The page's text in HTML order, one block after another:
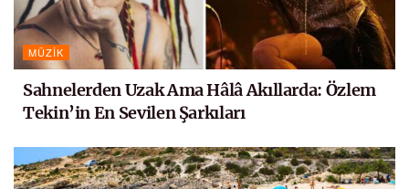
MÜZIK
Sahnelerden Uzak Ama Hâlâ Akıllarda: Özlem
Tekin’in En Sevilen Şarkıları